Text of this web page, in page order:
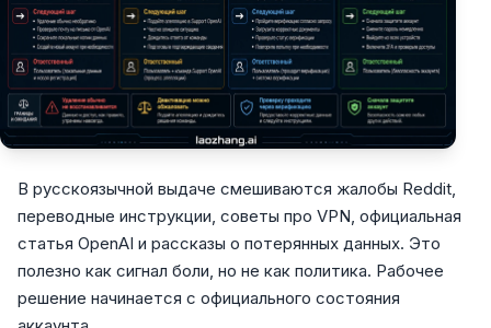
В русскоязычной выдаче смешиваются жалобы Reddit,
переводные инструкции, советы про VPN, официальная
статья OpenAI и рассказы о потерянных данных. Это
полезно как сигнал боли, но не как политика. Рабочее
решение начинается с официального состояния